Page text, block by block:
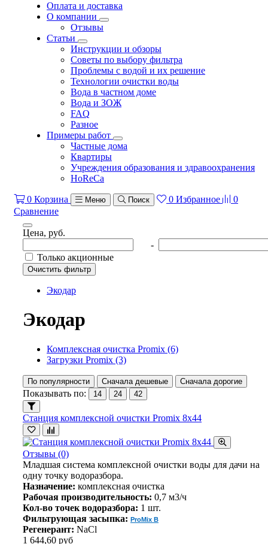
Оплата и доставка
О компании
Отзывы
Статьи
Инструкции и обзоры
Советы по выбору фильтра
Проблемы с водой и их решение
Технологии очистки воды
Вода в частном доме
Вода и ЗОЖ
FAQ
Разное
Примеры работ
Частные дома
Квартиры
Учреждения образования и здравоохранения
HoReCa
0 Корзина Меню Поиск 0 Избранное
0
Сравнение
Цена, руб.
-
Только акционные
Очистить фильтр
Экодар
Экодар
Комплексная очистка Promix (6)
Загрузки Promix (3)
По популярности Сначала дешевые Сначала дорогие
Показывать по: 14 24 42
Станция комплексной очистки Promix 8х44
Отзывы (0)
Младшая система комплексной очистки воды для дачи на
одну точку водоразбора.
Назначение: комплексная очистка
Рабочая производительность: 0,7 м3/ч
Кол-во точек водоразбора: 1 шт.
Фильтрующая засыпка: ProMix B
Регенерант: NaCl
1 644,60 руб